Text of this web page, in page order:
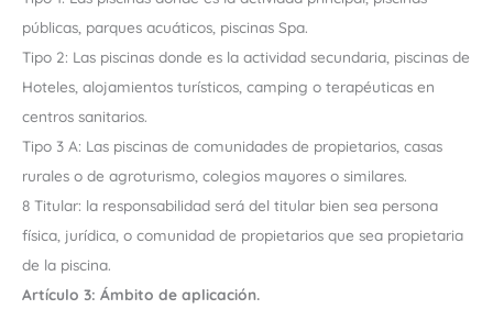
públicas, parques acuáticos, piscinas Spa.
Tipo 2: Las piscinas donde es la actividad secundaria, piscinas de
Hoteles, alojamientos turísticos, camping o terapéuticas en
centros sanitarios.
Tipo 3 A: Las piscinas de comunidades de propietarios, casas
rurales o de agroturismo, colegios mayores o similares.
8 Titular: la responsabilidad será del titular bien sea persona
física, jurídica, o comunidad de propietarios que sea propietaria
de la piscina.
Artículo 3: Ámbito de aplicación.